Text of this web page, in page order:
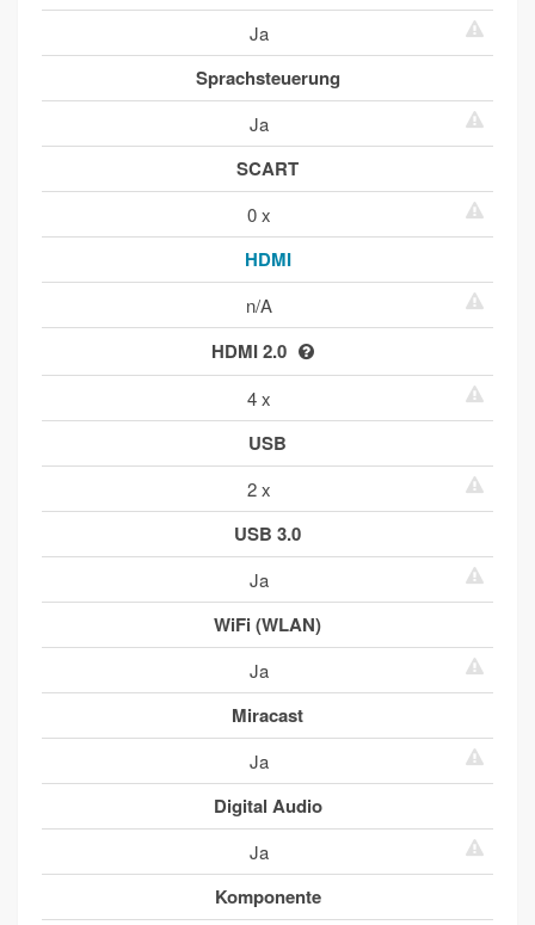
Ja
Sprachsteuerung
Ja
SCART
0 x
HDMI
n/A
HDMI 2.0
4 x
USB
2 x
USB 3.0
Ja
WiFi (WLAN)
Ja
Miracast
Ja
Digital Audio
Ja
Komponente